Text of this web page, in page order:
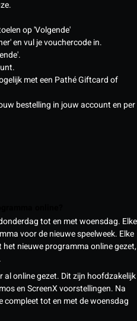
op 'Volgende'
en vul je vouchercode in.
met een Pathé Giftcard of
bestelling in jouw account en per
tot en met woensdag. Elke
voor de nieuwe speelweek. Elke
nieuwe programma online gezet,
al online gezet. Dit zijn hoofdzakelijk
en ScreenX voorstellingen. Na
tot en met de woensdag